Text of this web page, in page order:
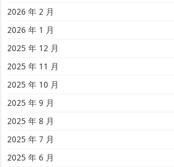
2026 年 2 月
2026 年 1 月
2025 年 12 月
2025 年 11 月
2025 年 10 月
2025 年 9 月
2025 年 8 月
2025 年 7 月
2025 年 6 月